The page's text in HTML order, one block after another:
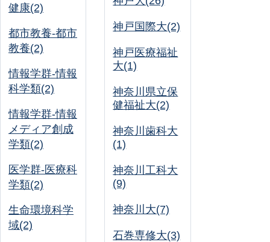
健康(2)
都市教養-都市
教養(2)
情報学群-情報
科学類(2)
情報学群-情報
メディア創成
学類(2)
医学群-医療科
学類(2)
生命環境科学
域(2)
神戸国際大(2)
神戸医療福祉
大(1)
神奈川県立保
健福祉大(2)
神奈川歯科大
(1)
神奈川工科大
(9)
神奈川大(7)
石巻専修大(3)